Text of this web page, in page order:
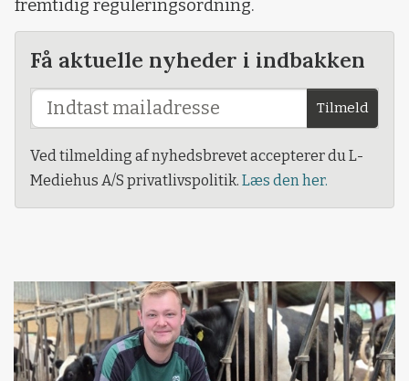
fremtidig reguleringsordning.
Få aktuelle nyheder i indbakken
Tilmeld
Ved tilmelding af nyhedsbrevet accepterer du L-
Mediehus A/S privatlivspolitik. Læs den her.